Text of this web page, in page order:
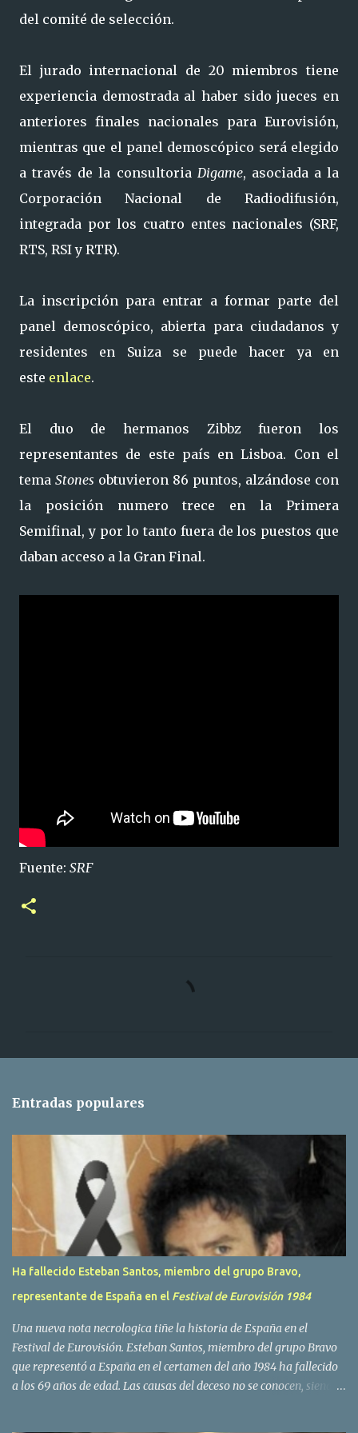
del comité de selección.
El jurado internacional de 20 miembros tiene
experiencia demostrada al haber sido jueces en
anteriores finales nacionales para Eurovisión,
mientras que el panel demoscópico será elegido
a través de la consultoria Digame, asociada a la
Corporación Nacional de Radiodifusión,
integrada por los cuatro entes nacionales (SRF,
RTS, RSI y RTR).
La inscripción para entrar a formar parte del
panel demoscópico, abierta para ciudadanos y
residentes en Suiza se puede hacer ya en
este enlace.
El duo de hermanos Zibbz fueron los
representantes de este país en Lisboa. Con el
tema Stones obtuvieron 86 puntos, alzándose con
la posición numero trece en la Primera
Semifinal, y por lo tanto fuera de los puestos que
daban acceso a la Gran Final.
Fuente: SRF
r
s
Entradas populares
Ha fallecido Esteban Santos, miembro del grupo Bravo,
representante de España en el Festival de Eurovisión 1984
Una nueva nota necrologica tiñe la historia de España en el
Festival de Eurovisión. Esteban Santos, miembro del grupo Bravo
que representó a España en el certamen del año 1984 ha fallecido
a los 69 años de edad. Las causas del deceso no se conocen, siendo